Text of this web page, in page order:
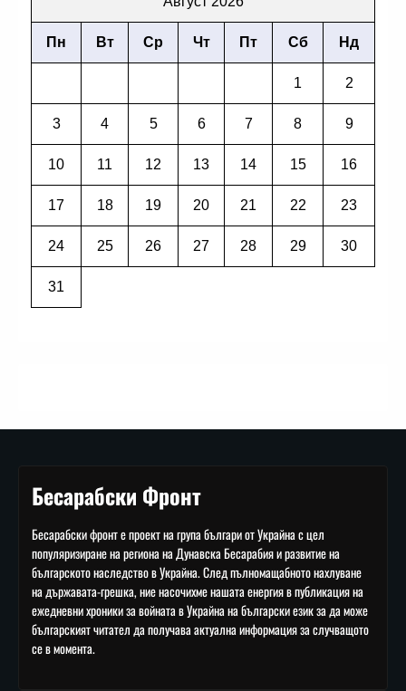
Пн Вт Ср Чт Пт Сб Нд
1 2
3 4 5 6 7 8 9
10 11 12 13 14 15 16
17 18 19 20 21 22 23
24 25 26 27 28 29 30
31
Бесарабски Фронт
Бесарабски фронт е проект на група българи от Украйна с цел
популяризиране на региона на Дунавска Бесарабия и развитие на
българското наследство в Украйна. След пълномащабното нахлуване
на държавата-грешка, ние насочихме нашата енергия в публикация на
ежедневни хроники за войната в Украйна на български език за да може
българският читател да получава актуална информация за случващото
се в момента.